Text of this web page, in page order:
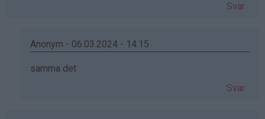
Svar
Anonym - 06.03.2024 - 14:15
Som
samma det
Svar